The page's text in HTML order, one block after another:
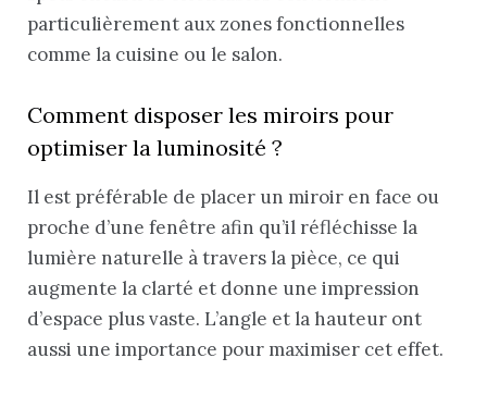
particulièrement aux zones fonctionnelles
comme la cuisine ou le salon.
Comment disposer les miroirs pour
optimiser la luminosité ?
Il est préférable de placer un miroir en face ou
proche d’une fenêtre afin qu’il réfléchisse la
lumière naturelle à travers la pièce, ce qui
augmente la clarté et donne une impression
d’espace plus vaste. L’angle et la hauteur ont
aussi une importance pour maximiser cet effet.